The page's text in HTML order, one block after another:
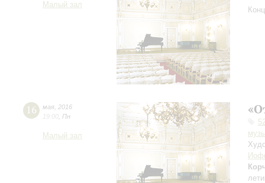
Малый зал
16 мая 2016
19:00 Пн
Малый зал